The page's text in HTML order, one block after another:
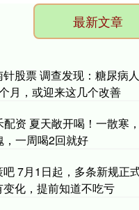
最新文章
针股票 调查发现：糖尿病
月，或迎来这几个改善
配资 夏天敞开喝！一散寒
，一周喝2回就好
吧 7月1日起，多条新规正
变化，提前知道不吃亏